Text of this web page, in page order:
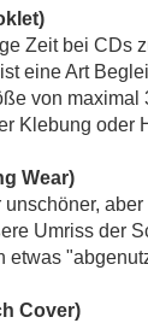
Zeit bei CDs
eine Art
von maximal
Klebung oder
Wear)
unschöner,
Umriss der
etwas
Cover)